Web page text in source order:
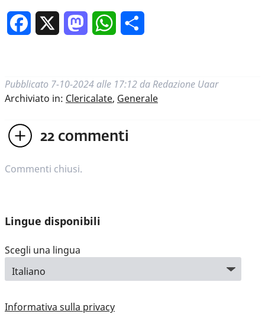
Facebook MastodonWhatsApp
Pubblicato 7-10-2024 alle 17:12 da Redazione Uaar
Archiviato in: Clericalate, Generale
22 commenti
Commenti chiusi.
Lingue disponibili
Scegli una lingua
Informativa sulla privacy